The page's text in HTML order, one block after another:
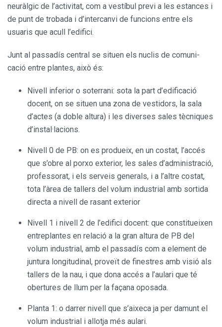
neuràlgic de l’activitat, com a vestíbul previ a les estances i
de punt de trobada i d’intercanvi de funcions entre els
usuaris que acull l’edifici.
Junt al passadís central se situen els nuclis de comuni­
cació entre plantes, això és:
Nivell inferior o soterrani: sota la part d’edificació
docent, on se situen una zona de vestidors, la sala
d’actes (a doble altura) i les diverses sales tècniques
d’instal·lacions.
Nivell 0 de PB: on es produeix, en un costat, l’accés
que s’obre al porxo exterior, les sales d’adminis­tració,
professorat, i els serveis generals, i a l’altre costat,
tota l’àrea de tallers del volum industrial amb sortida
directa a nivell de rasant exterior
Nivell 1 i nivell 2 de l’edifici docent: que constituei­xen
entreplantes en relació a la gran altura de PB del
volum industrial, amb el passadís com a element de
juntura longitudinal, proveït de finestres amb visió als
tallers de la nau, i que dona accés a l’aulari que té
obertures de llum per la façana oposada.
Planta 1: o darrer nivell que s’aixeca ja per damunt el
volum industrial i allotja més aulari.